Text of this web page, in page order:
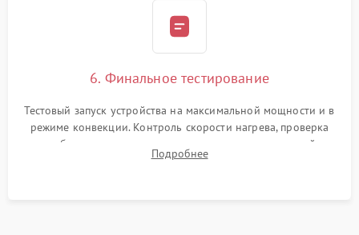
6. Финальное тестирование
Тестовый запуск устройства на максимальной мощности и в
режиме конвекции. Контроль скорости нагрева, проверка
срабатывания термостата при достижении заданной
температуры и тест на отсутствие утечек тока.
Подробнее